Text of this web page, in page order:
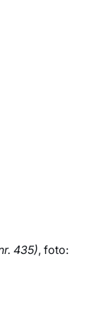
435), foto: